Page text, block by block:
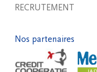
RECRUTEMENT
Nos partenaires